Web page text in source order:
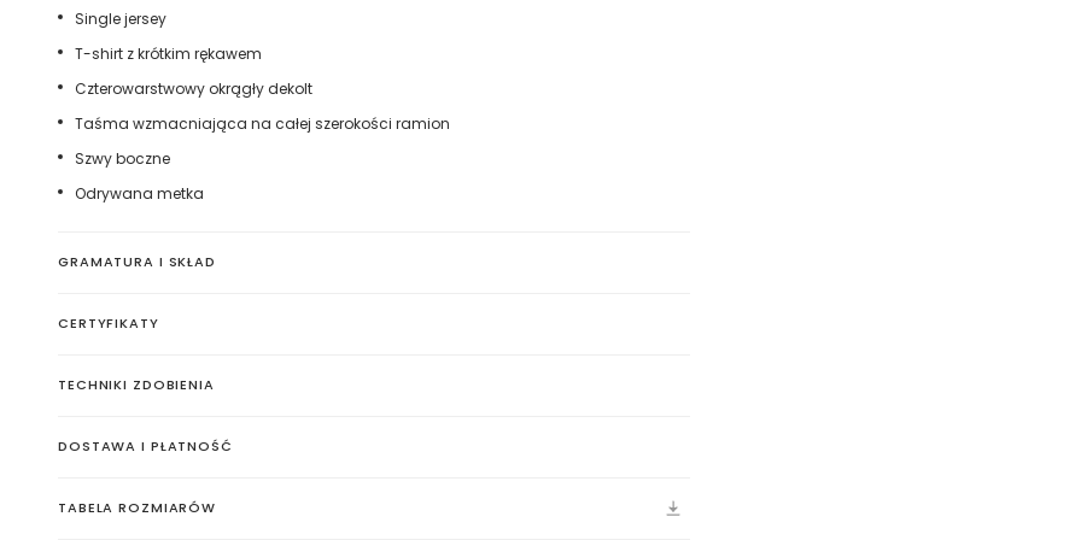
Single jersey
T-shirt z krótkim rękawem
Czterowarstwowy okrągły dekolt
Taśma wzmacniająca na całej szerokości ramion
Szwy boczne
Odrywana metka
GRAMATURA I SKŁAD
CERTYFIKATY
TECHNIKI ZDOBIENIA
Haft komputerowy
otrzymujemy charakterystyczne, trójwymiarowe wzory.
DOSTAWA I PŁATNOŚĆ
TABELA ROZMIARÓW